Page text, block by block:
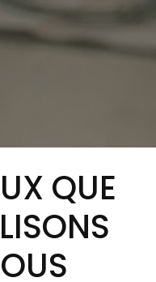
QUE